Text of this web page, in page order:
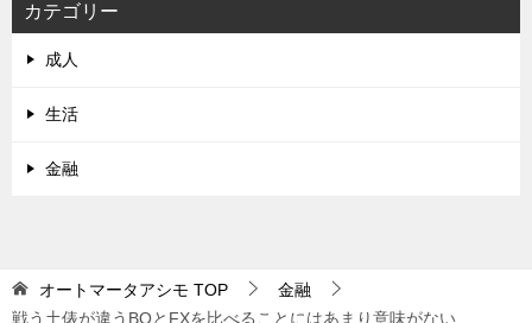
カテゴリー
成人
生活
金融
オートマータアシモ TOP
金融
戦う土俵が違うBOとFXを比べることにはあまり意味がない